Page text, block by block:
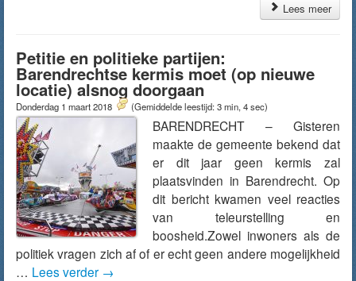
Lees meer
Petitie en politieke partijen:
Barendrechtse kermis moet (op nieuwe
locatie) alsnog doorgaan
Donderdag 1 maart 2018 (Gemiddelde leestijd: 3 min, 4 sec)
BARENDRECHT – Gisteren
maakte de gemeente bekend dat
er dit jaar geen kermis zal
plaatsvinden in Barendrecht. Op
dit bericht kwamen veel reacties
van teleurstelling en
boosheid.Zowel inwoners als de
politiek vragen zich af of er echt geen andere mogelijkheid
… Lees verder →